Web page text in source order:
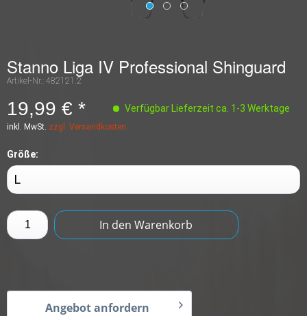
Stanno Liga IV Professional Shinguard
Artikel-Nr.: 482121.2
19,99 € * Verfügbar Lieferzeit ca. 1-3 Werktage
inkl. MwSt. zzgl. Versandkosten
Größe:
In den Warenkorb
Angebot anfordern